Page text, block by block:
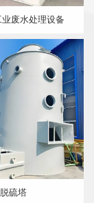
业废水处理设备
脱硫塔